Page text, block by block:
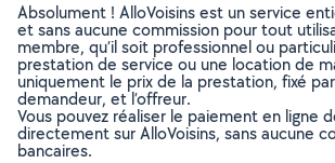
Absolument ! AlloVoisins est un service
et sans aucune commission pour tout
membre, qu’il soit professionnel ou
prestation de service ou une location de
uniquement le prix de la prestation, fixé
demandeur, et l’offreur.
Vous pouvez réaliser le paiement en ligne
directement sur AlloVoisins, sans aucune
bancaires.